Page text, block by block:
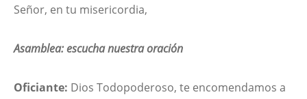
Señor, en tu misericordia,
Asamblea: escucha nuestra oración
Oficiante: Dios Todopoderoso, te encomendamos a